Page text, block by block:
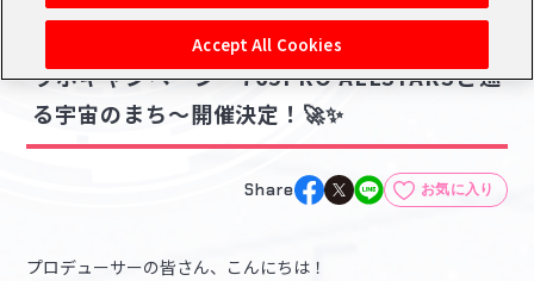
シリアルコード・
あいことば
活動履歴
閲覧履歴・購入履歴 Pレポ
お気に入り
マイスケジュール
2026.05.26
【765】「アイドルマスター×相模原市」コ
ラボキャンペーン～765PRO ALLSTARSと巡
る宇宙のまち～開催決定！🚀✨
Share お気に入り
プロデューサーの皆さん、こんにちは！
Accept All Cookies